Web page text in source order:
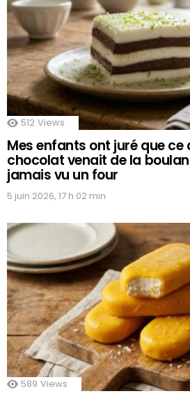
512 Views
Mes enfants ont juré que
chocolat venait de la
jamais vu un four
5 juin 2026, 17 h 02 min
589 Views